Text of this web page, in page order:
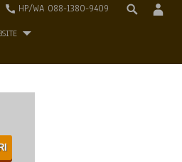
HP/WA 088-1380-9409